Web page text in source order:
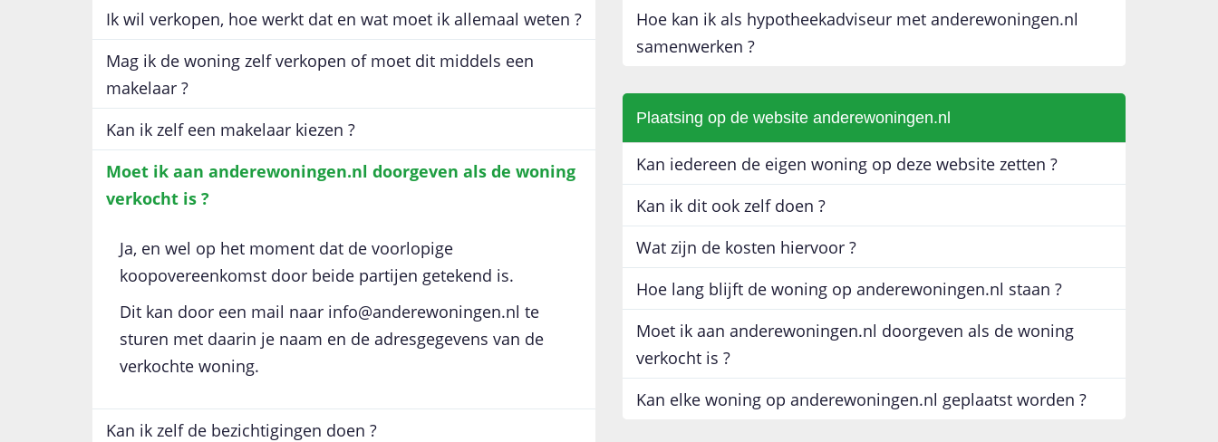
Ik wil verkopen, hoe werkt dat en wat moet ik allemaal weten ?
Mag ik de woning zelf verkopen of moet dit middels een
makelaar ?
Kan ik zelf een makelaar kiezen ?
Moet ik aan anderewoningen.nl doorgeven als de woning
verkocht is ?
Ja, en wel op het moment dat de voorlopige
koopovereenkomst door beide partijen getekend is.
Dit kan door een mail naar info@anderewoningen.nl te
sturen met daarin je naam en de adresgegevens van de
verkochte woning.
Kan ik zelf de bezichtigingen doen ?
Hoe kan ik als hypotheekadviseur met anderewoningen.nl
samenwerken ?
Plaatsing op de website anderewoningen.nl
Kan iedereen de eigen woning op deze website zetten ?
Kan ik dit ook zelf doen ?
Wat zijn de kosten hiervoor ?
Hoe lang blijft de woning op anderewoningen.nl staan ?
Moet ik aan anderewoningen.nl doorgeven als de woning
verkocht is ?
Kan elke woning op anderewoningen.nl geplaatst worden ?